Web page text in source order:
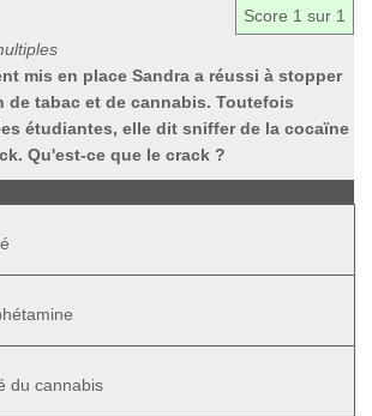
Score 1 sur 1
mis en place Sandra a réussi à stopper
de tabac et de cannabis. Toutefois
étudiantes, elle dit sniffer de la cocaïne
Qu'est-ce que le crack ?
du cannabis